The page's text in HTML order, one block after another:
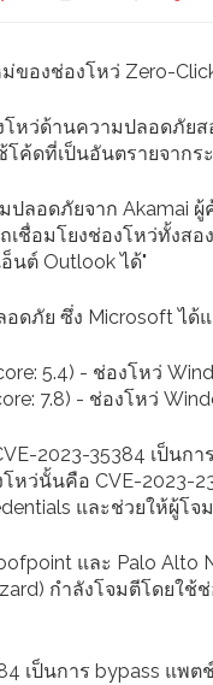
ของช่องโหว่ Zero-
หว่ด้านความปลอดภัย
โค้ดที่เป็นอันตรายจาก
ปลอดภัยจาก Akamai
ชื่อมโยงช่องโหว่ทั้งสอ
นต์ Outlook ได้"
ดภัย ซึ่ง Microsoft ได้
5.4) - ช่องโหว่
7.8) - ช่องโหว่
2023-35384 เป็น
หว่นั้นคือ CVE-2023-
และช่วยให้ผู้โจ
และ Palo Alto
กำลังโจมตีโดยใช้
เป็นการ bypass แพ